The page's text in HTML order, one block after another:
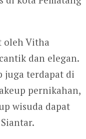
oleh Vitha
dan elegan.
juga terdapat di
pernikahan,
wisuda dapat